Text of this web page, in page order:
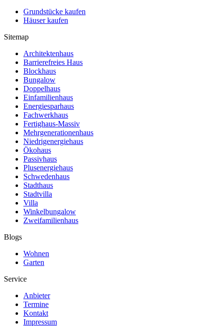
Grundstücke kaufen
Häuser kaufen
Sitemap
Architektenhaus
Barrierefreies Haus
Blockhaus
Bungalow
Doppelhaus
Einfamilienhaus
Energiesparhaus
Fachwerkhaus
Fertighaus-Massiv
Mehrgenerationenhaus
Niedrigenergiehaus
Ökohaus
Passivhaus
Plusenergiehaus
Schwedenhaus
Stadthaus
Stadtvilla
Villa
Winkelbungalow
Zweifamilienhaus
Blogs
Wohnen
Garten
Service
Anbieter
Termine
Kontakt
Impressum